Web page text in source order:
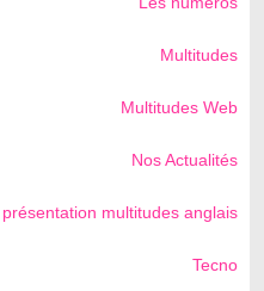
Multitudes
Multitudes Web
Nos Actualités
présentation multitudes anglais
Tecno